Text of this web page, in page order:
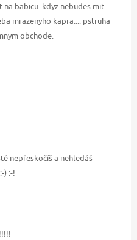
na babicu. kdyz nebudes mit
mrazenyho kapra.... pstruha
obchode.
nepřeskočíš a nehledáš
) :-!